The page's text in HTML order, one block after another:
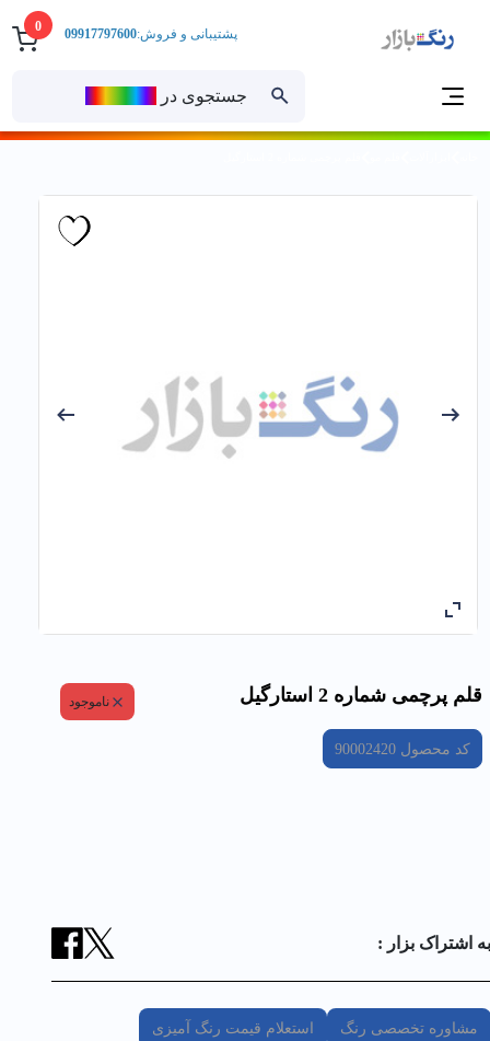
0
جستجوی در
پشتیبانی و فروش:09917797600
قلم پرچمی شماره 2 استارگیل ناموجود
کد محصول90002420
به اشتراک بزار :
مشاوره تخصصی رنگ استعلام قیمت رنگ آمیزی